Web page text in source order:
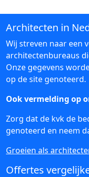
Architecten in
Wij streven naar een
architectenbureaus
Onze gegevens
op de site genoteerd.
Ook vermelding op
Zorg dat de kvk de
genoteerd en neem
Groeien als
Offertes